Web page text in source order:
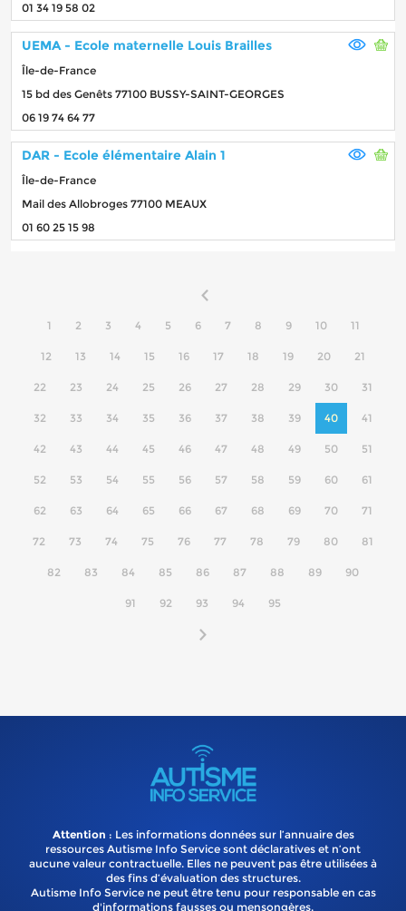
01 34 19 58 02
UEMA - Ecole maternelle Louis Brailles
Île-de-France
15 bd des Genêts 77100 BUSSY-SAINT-GEORGES
06 19 74 64 77
DAR - Ecole élémentaire Alain 1
Île-de-France
Mail des Allobroges 77100 MEAUX
01 60 25 15 98
1 2 3 4 5 6 7 8 9 10 11
12 13 14 15 16 17 18 19 20 21
22 23 24 25 26 27 28 29 30 31
32 33 34 35 36 37 38 39 40 41
42 43 44 45 46 47 48 49 50 51
52 53 54 55 56 57 58 59 60 61
62 63 64 65 66 67 68 69 70 71
72 73 74 75 76 77 78 79 80 81
82 83 84 85 86 87 88 89 90
91 92 93 94 95
Attention : Les informations données sur l’annuaire des
ressources Autisme Info Service sont déclaratives et n’ont
aucune valeur contractuelle. Elles ne peuvent pas être utilisées à
des fins d’évaluation des structures.
Autisme Info Service ne peut être tenu pour responsable en cas
d'informations fausses ou mensongères.